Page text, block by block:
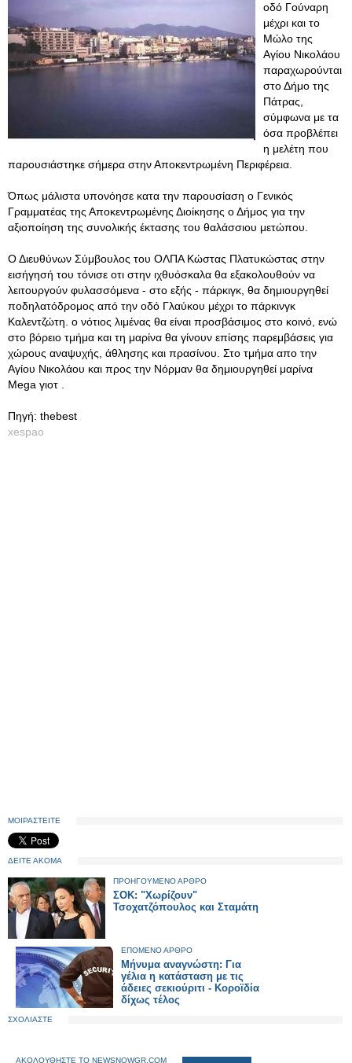
οδό Γούναρη
μέχρι και το
Μώλο της
Αγίου Νικολάου
παραχωρούνται
στο Δήμο της
Πάτρας,
σύμφωνα με τα
όσα προβλέπει
η μελέτη που
παρουσιάστηκε σήμερα στην Αποκεντρωμένη Περιφέρεια.
Όπως μάλιστα υπονόησε κατα την παρουσίαση ο Γενικός
Γραμματέας της Αποκεντρωμένης Διοίκησης ο Δήμος για την
αξιοποίηση της συνολικής έκτασης του θαλάσσιου μετώπου.
Ο Διευθύνων Σύμβουλος του ΟΛΠΑ Κώστας Πλατυκώστας στην
εισήγησή του τόνισε οτι στην ιχθυόσκαλα θα εξακολουθούν να
λειτουργούν φυλασσόμενα - στο εξής - πάρκιγκ, θα δημιουργηθεί
ποδηλατόδρομος από την οδό Γλαύκου μέχρι το πάρκινγκ
Καλεντζώτη. ο νότιος λιμένας θα είναι προσβάσιμος στο κοινό, ενώ
στο βόρειο τμήμα και τη μαρίνα θα γίνουν επίσης παρεμβάσεις για
χώρους αναψυχής, άθλησης και πρασίνου. Στο τμήμα απο την
Αγίου Νικολάου και προς την Νόρμαν θα δημιουργηθεί μαρίνα
Mega γιοτ .
Πηγή: thebest
xespao
ΜΟΙΡΑΣΤΕΙΤΕ
ΔΕΙΤΕ ΑΚΟΜΑ
ΠΡΟΗΓΟΥΜΕΝΟ ΑΡΘΡΟ
ΣΟΚ: "Χωρίζουν"
Τσοχατζόπουλος και Σταμάτη
ΕΠΟΜΕΝΟ ΑΡΘΡΟ
Μήνυμα αναγνώστη: Για
γέλια η κατάσταση με τις
άδειες σεκιούριτι - Κοροϊδία
δίχως τέλος
ΣΧΟΛΙΑΣΤΕ
ΑΚΟΛΟΥΘΗΣΤΕ ΤΟ NEWSNOWGR.COM